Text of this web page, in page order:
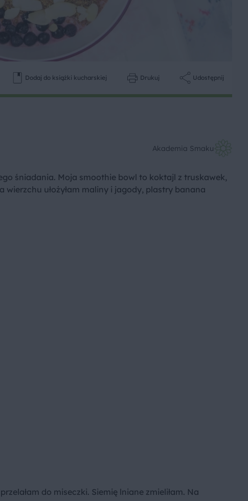
Dodaj do książki kucharskiej Drukuj Udostępnij
Akademia Smaku
śniadania. Moja smoothie bowl to koktajl z truskawek,
ułożyłam maliny i jagody, plastry banana
do miseczki. Siemię lniane zmieliłam. Na